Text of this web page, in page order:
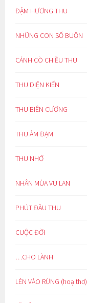
ĐẬM HƯƠNG THU
NHỮNG CON SỐ BUỒN
CÁNH CÒ CHIỀU THU
THU DIỆN KIẾN
THU BIÊN CƯƠNG
THU ẢM ĐẠM
THU NHỚ
NHÂN MÙA VU LAN
PHÚT ĐẦU THU
CUỘC ĐỜI
…CHO LÀNH
LẺN VÀO RỪNG (hoạ thơ)